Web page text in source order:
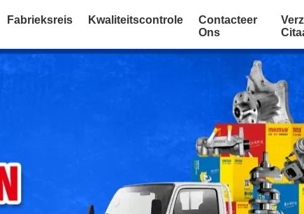
Fabrieksreis Kwaliteitscontrole
Contacteer
Ons